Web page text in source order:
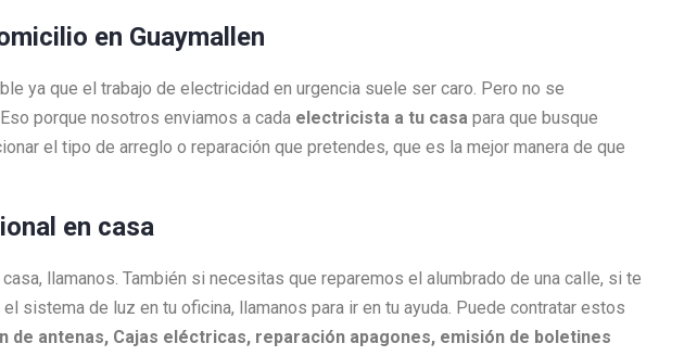
en Guaymallen
ya que el trabajo de electricidad en urgencia suele ser caro. Pero no se
Eso porque nosotros enviamos a cada electricista a tu casa para que busque
el tipo de arreglo o reparación que pretendes, que es la mejor manera de que
en casa
llamanos. También si necesitas que reparemos el alumbrado de una calle, si te
sistema de luz en tu oficina, llamanos para ir en tu ayuda. Puede contratar estos
de antenas, Cajas eléctricas, reparación apagones, emisión de boletines